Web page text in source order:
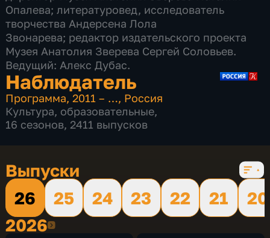
Опалева; литературовед, исследователь
творчества Андерсена Лола
Звонарева; редактор издательского проекта
Музея Анатолия Зверева Сергей Соловьев.
Ведущий: Алекс Дубас.
Наблюдатель
Программа,2011 – …, Россия
Культура, образовательные,
16 сезонов, 2411 выпусков
Выпуски
26
25 24 23 22 21
20
20262026